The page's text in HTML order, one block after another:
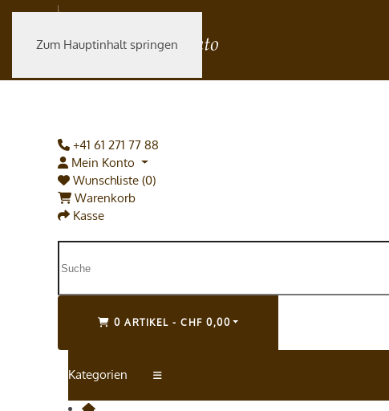
Zum Hauptinhalt springen
+41 61 271 77 88
Mein Konto
Wunschliste (0)
Warenkorb
Kasse
0 ARTIKEL - CHF 0,00
Kategorien